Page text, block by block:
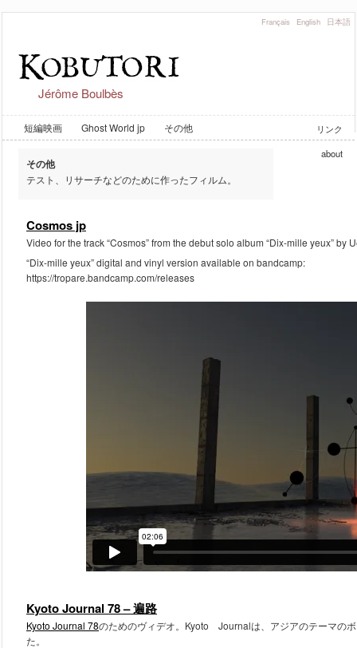
Français English 日本語
Jérôme Boulbès
リンク
about
短編映画 Ghost World jp その他
その他
テスト、リサーチなどのために作ったフィルム。
Cosmos jp
Video for the track “Cosmos” from the debut solo album “Dix-mille yeux” by
“Dix-mille yeux” digital and vinyl version available on bandcamp:
https://tropare.bandcamp.com/releases
Kyoto Journal 78 – 遍路
Kyoto Journal 78のためのヴィデオ。Kyoto Journalは、アジアのテーマの
た。